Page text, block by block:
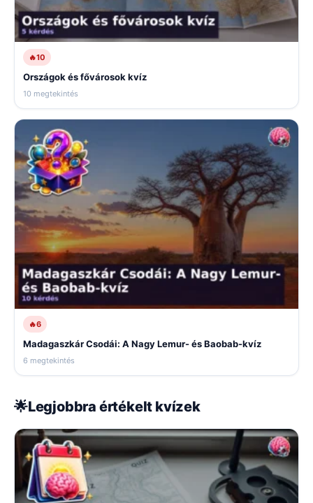
🔥10
Országok és fővárosok kvíz
10 megtekintés
🔥6
Madagaszkár Csodái: A Nagy Lemur- és Baobab-kvíz
6 megtekintés
🌟Legjobbra értékelt kvízek